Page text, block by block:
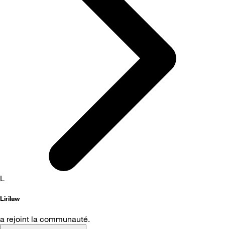
L
Lirilaw
a rejoint la communauté.